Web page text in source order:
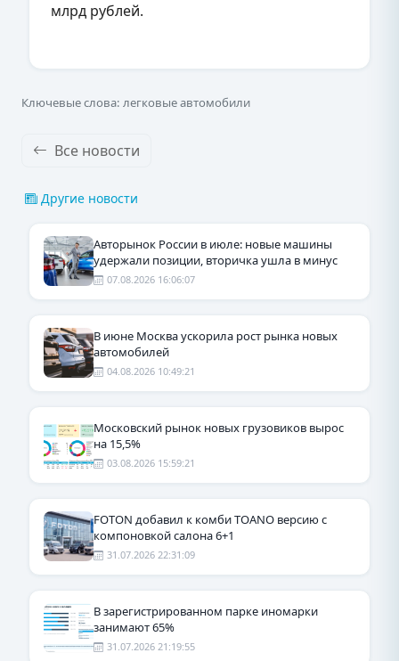
млрд рублей.
Ключевые слова: легковые автомобили
Все новости
Другие новости
Авторынок России в июле: новые машины
удержали позиции, вторичка ушла в минус
07.08.2026 16:06:07
В июне Москва ускорила рост рынка новых
автомобилей
04.08.2026 10:49:21
Московский рынок новых грузовиков вырос
на 15,5%
03.08.2026 15:59:21
FOTON добавил к комби TOANO версию с
компоновкой салона 6+1
31.07.2026 22:31:09
В зарегистрированном парке иномарки
занимают 65%
31.07.2026 21:19:55